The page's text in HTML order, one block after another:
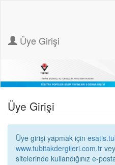
Üye Girişi
Üye Girişi
Üye girişi yapmak için
www.tubitakdergileri.com.tr
sitelerinde kullandığınız e-